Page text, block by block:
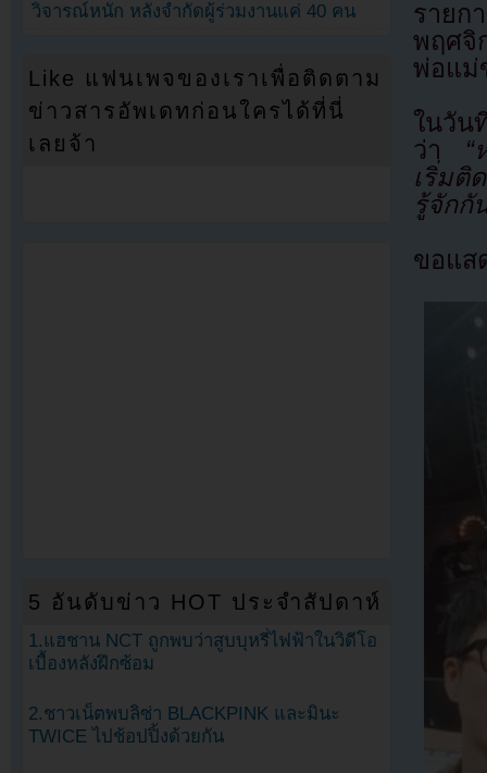
รายก
พฤศจิ
พ่อแม่
ในวัน
ว่า “
เริ่มติ
รู้จักกั
ขอแส
วิจารณ์หนัก หลังจำกัดผู้ร่วมงานแค่ 40 คน
Like แฟนเพจของเราเพื่อติดตาม
ข่าวสารอัพเดทก่อนใครได้ที่นี่
เลยจ้า
5 อันดับข่าว HOT ประจำสัปดาห์
1.แฮชาน NCT ถูกพบว่าสูบบุหรี่ไฟฟ้าในวิดีโอ
เบื้องหลังฝึกซ้อม
2.ชาวเน็ตพบลิซ่า BLACKPINK และมินะ
TWICE ไปช้อปปิ้งด้วยกัน